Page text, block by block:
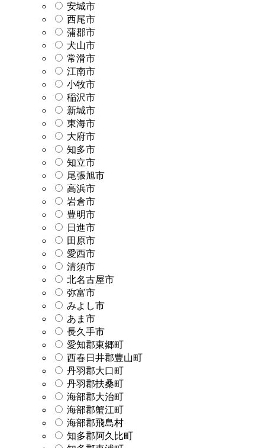
安城市
西尾市
蒲郡市
犬山市
常滑市
江南市
小牧市
稲沢市
新城市
東海市
大府市
知多市
知立市
尾張旭市
高浜市
岩倉市
豊明市
日進市
田原市
愛西市
清須市
北名古屋市
弥富市
みよし市
あま市
長久手市
愛知郡東郷町
西春日井郡豊山町
丹羽郡大口町
丹羽郡扶桑町
海部郡大治町
海部郡蟹江町
海部郡飛島村
知多郡阿久比町